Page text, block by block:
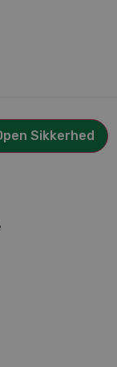
Sikkerhed